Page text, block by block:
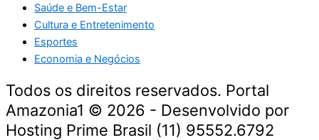
Saúde e Bem-Estar
Cultura e Entretenimento
Esportes
Economia e Negócios
Todos os direitos reservados. Portal
Amazonia1 © 2026 - Desenvolvido por
Hosting Prime Brasil (11) 95552.6792